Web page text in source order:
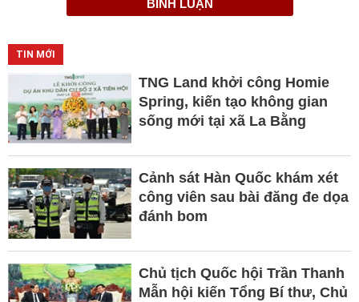
BÌNH LUẬN
TIN MỚI
TNG Land khởi công Homie
Spring, kiến tạo không gian
sống mới tại xã La Bằng
Cảnh sát Hàn Quốc khám xét
công viên sau bài đăng đe dọa
đánh bom
Chủ tịch Quốc hội Trần Thanh
Mẫn hội kiến Tổng Bí thư, Chủ